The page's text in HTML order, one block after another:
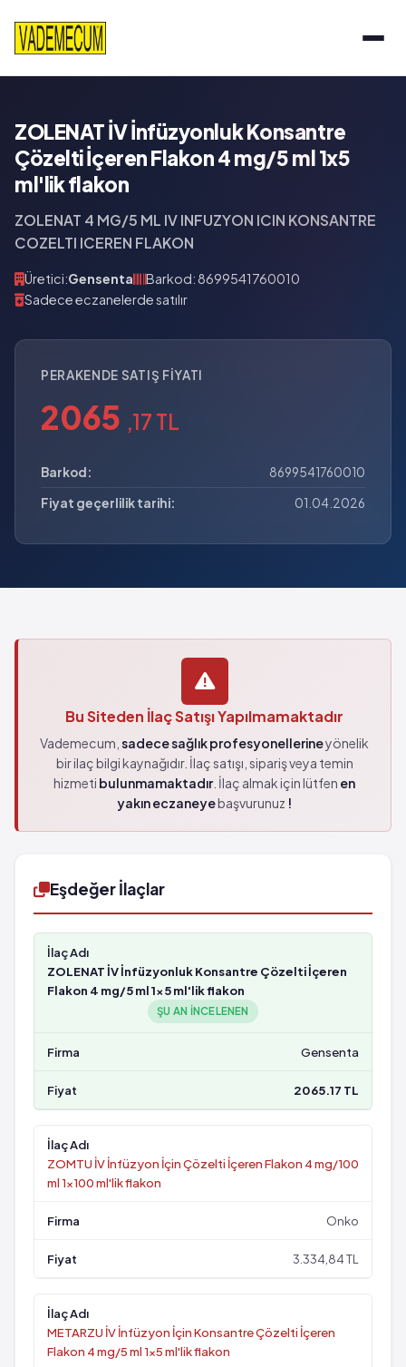
ZOLENAT İV İnfüzyonluk Konsantre
Çözelti İçeren Flakon 4 mg/5 ml 1x5
ml'lik flakon
ZOLENAT 4 MG/5 ML IV INFUZYON ICIN KONSANTRE
COZELTI ICEREN FLAKON
Üretici:Gensenta
Barkod: 8699541760010
Sadece eczanelerde satılır
PERAKENDE SATIŞ FIYATI
2065 ,17 TL
Barkod:
8699541760010
Fiyat geçerlilik tarihi:
01.04.2026
Bu Siteden İlaç Satışı Yapılmamaktadır
Vademecum, sadece sağlık profesyonellerineyönelik
bir ilaç bilgi kaynağıdır. İlaç satışı, sipariş veya temin
hizmeti bulunmamaktadır. İlaç almak için lütfen en
yakın eczaneyebaşvurunuz !
Eşdeğer İlaçlar
ZOLENAT İV İnfüzyonluk Konsantre Çözelti İçeren
Flakon 4 mg/5 ml 1x5 ml'lik flakon
ŞU AN INCELENEN
Gensenta
2065.17 TL
ZOMTU İV İnfüzyon İçin Çözelti İçeren Flakon 4 mg/100
ml 1x100 ml'lik flakon
Onko
3.334,84 TL
METARZU İV İnfüzyon İçin Konsantre Çözelti İçeren
Flakon 4 mg/5 ml 1x5 ml'lik flakon